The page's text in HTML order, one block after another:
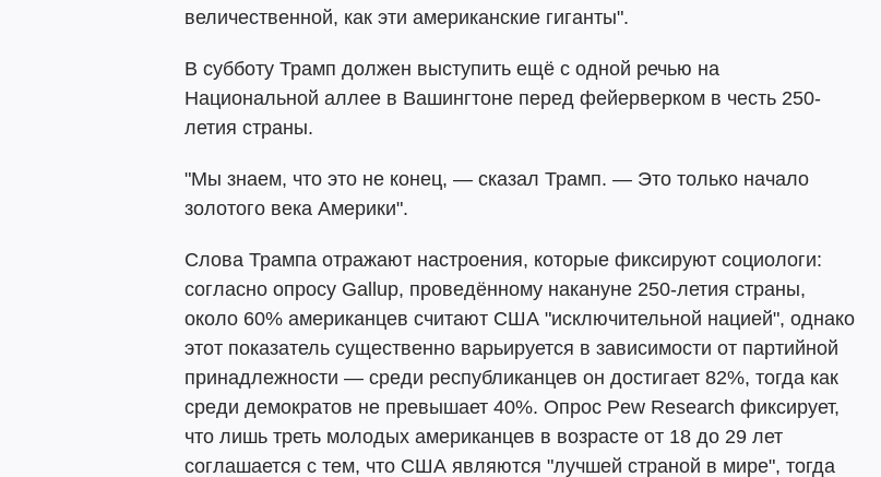
величественной, как эти американские гиганты".
В субботу Трамп должен выступить ещё с одной речью на
Национальной аллее в Вашингтоне перед фейерверком в честь 250-
летия страны.
"Мы знаем, что это не конец, — сказал Трамп. — Это только начало
золотого века Америки".
Слова Трампа отражают настроения, которые фиксируют социологи:
согласно опросу Gallup, проведённому накануне 250-летия страны,
около 60% американцев считают США "исключительной нацией", однако
этот показатель существенно варьируется в зависимости от партийной
принадлежности — среди республиканцев он достигает 82%, тогда как
среди демократов не превышает 40%. Опрос Pew Research фиксирует,
что лишь треть молодых американцев в возрасте от 18 до 29 лет
соглашается с тем, что США являются "лучшей страной в мире", тогда